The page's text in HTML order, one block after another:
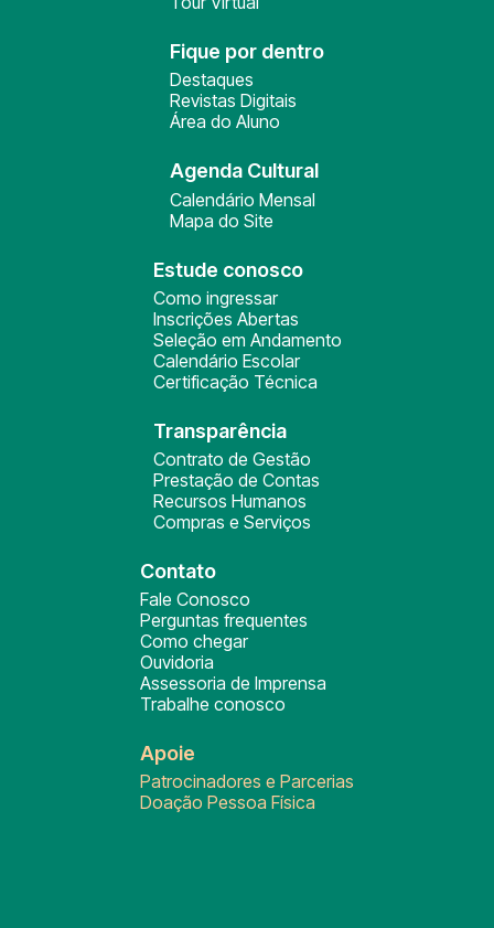
Fique por dentro
Destaques
Revistas Digitais
Área do Aluno
Agenda Cultural
Calendário Mensal
Mapa do Site
Estude conosco
Como ingressar
Inscrições Abertas
Seleção em Andamento
Calendário Escolar
Certificação Técnica
Transparência
Contrato de Gestão
Prestação de Contas
Recursos Humanos
Compras e Serviços
Contato
Fale Conosco
Perguntas frequentes
Como chegar
Ouvidoria
Assessoria de Imprensa
Trabalhe conosco
Apoie
Patrocinadores e Parcerias
Doação Pessoa Física